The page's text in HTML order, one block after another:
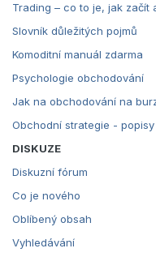
Trading – co to je, jak začít
Slovník důležitých pojmů
Komoditní manuál zdarma
Psychologie obchodování
Jak na obchodování na
Obchodní strategie -
DISKUZE
Diskuzní fórum
Co je nového
Oblíbený obsah
Vyhledávání